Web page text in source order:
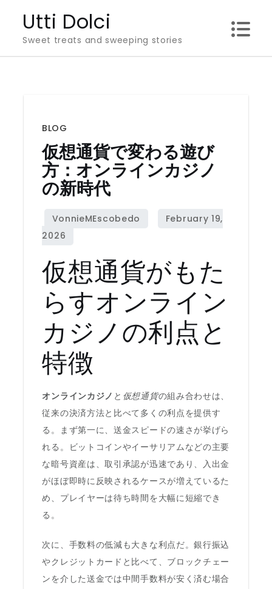
content
Utti Dolci
Sweet treats and sweeping stories
BLOG
仮想通貨で変わる遊び
方：オンラインカジノ
の新時代
仮想通貨がもた
らすオンライン
カジノの利点と
特徴
オンラインカジノ と 仮想通貨の組み合わせは、
従来の決済方法と比べて多くの利点を提供す
る。まず第一に、送金スピードの速さが挙げら
れる。ビットコインやイーサリアムなどの主要
な暗号資産は、取引承認が迅速であり、入出金
がほぼ即時に反映されるケースが増えているた
め、プレイヤーは待ち時間を大幅に短縮でき
る。
次に、手数料の低減も大きな利点だ。銀行振込
やクレジットカードと比べて、ブロックチェー
ンを介した送金では中間手数料が安く済む場合